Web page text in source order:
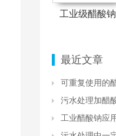
工业级醋酸钠
最近文章